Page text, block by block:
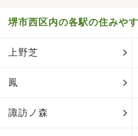
堺市西区内の各駅の住みや
上野芝
鳳
諏訪ノ森